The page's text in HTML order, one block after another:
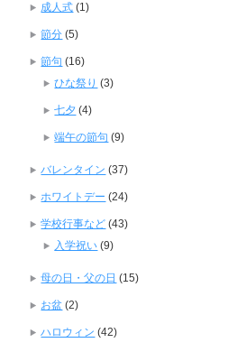
成人式 (1)
節分 (5)
節句 (16)
ひな祭り (3)
七夕 (4)
端午の節句 (9)
バレンタイン (37)
ホワイトデー (24)
学校行事など (43)
入学祝い (9)
母の日・父の日 (15)
お盆 (2)
ハロウィン (42)